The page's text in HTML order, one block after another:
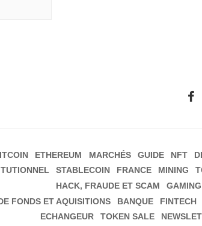
ETHEREUM MARCHÉS GUIDE NFT
STABLECOIN FRANCE MINING
HACK, FRAUDE ET SCAM
GAMING
FONDS ET AQUISITIONS
BANQUE FINTECH
ECHANGEUR
TOKEN SALE